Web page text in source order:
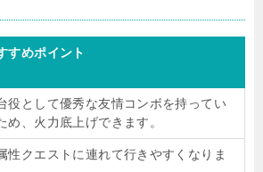
すめポイント
役として優秀な友情コンボを持ってい
め、火力底上げできます。
性クエストに連れて行きやすくなりま